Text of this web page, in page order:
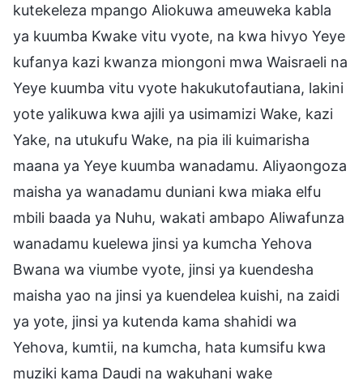
kutekeleza mpango Aliokuwa ameuweka kabla
ya kuumba Kwake vitu vyote, na kwa hivyo Yeye
kufanya kazi kwanza miongoni mwa Waisraeli na
Yeye kuumba vitu vyote hakukutofautiana, lakini
yote yalikuwa kwa ajili ya usimamizi Wake, kazi
Yake, na utukufu Wake, na pia ili kuimarisha
maana ya Yeye kuumba wanadamu. Aliyaongoza
maisha ya wanadamu duniani kwa miaka elfu
mbili baada ya Nuhu, wakati ambapo Aliwafunza
wanadamu kuelewa jinsi ya kumcha Yehova
Bwana wa viumbe vyote, jinsi ya kuendesha
maisha yao na jinsi ya kuendelea kuishi, na zaidi
ya yote, jinsi ya kutenda kama shahidi wa
Yehova, kumtii, na kumcha, hata kumsifu kwa
muziki kama Daudi na wakuhani wake